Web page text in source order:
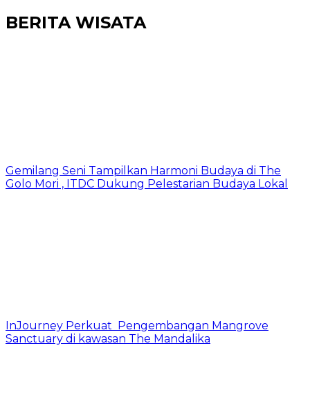
BERITA WISATA
Gemilang Seni Tampilkan Harmoni Budaya di The
Golo Mori , ITDC Dukung Pelestarian Budaya Lokal
InJourney Perkuat Pengembangan Mangrove
Sanctuary di kawasan The Mandalika